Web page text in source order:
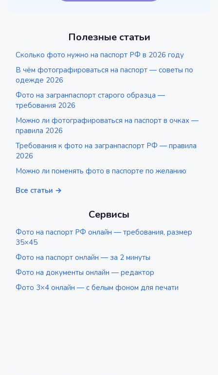
Полезные статьи
Сколько фото нужно на паспорт РФ в 2026 году
В чём фотографироваться на паспорт — советы по
одежде 2026
Фото на загранпаспорт старого образца —
требования 2026
Можно ли фотографироваться на паспорт в очках —
правила 2026
Требования к фото на загранпаспорт РФ — правила
2026
Можно ли поменять фото в паспорте по желанию
Все статьи →
Сервисы
Фото на паспорт РФ онлайн — требования, размер
35×45
Фото на паспорт онлайн — за 2 минуты
Фото на документы онлайн — редактор
Фото 3×4 онлайн — с белым фоном для печати